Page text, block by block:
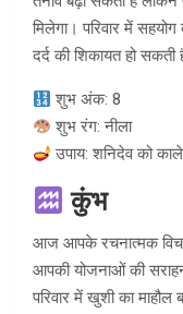
मिलेगा। परिवार में
दर्द की शिकायत हो सकती
शुभ अंक: 8
शुभ रंग: नीला
उपाय: शनिदेव को
कुंभ
आज आपके रचनात्मक
आपकी योजनाओं की
परिवार में खुशी का माहौल